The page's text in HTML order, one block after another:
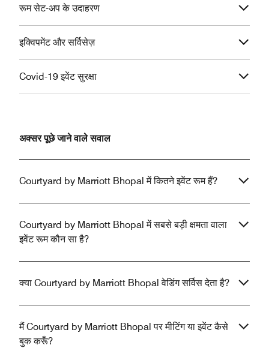
रूम सेट-अप के उदाहरण
इक्विपमेंट और सर्विसेज़
Covid-19 इवेंट सुरक्षा
अक्सर पूछे जाने वाले सवाल
Courtyard by Marriott Bhopal में कितने इवेंट रूम हैं?
Courtyard by Marriott Bhopal में सबसे बड़ी क्षमता वाला
इवेंट रूम कौन सा है?
क्या Courtyard by Marriott Bhopal वेडिंग सर्विस देता है?
मैं Courtyard by Marriott Bhopal पर मीटिंग या इवेंट कैसे
बुक करूँ?